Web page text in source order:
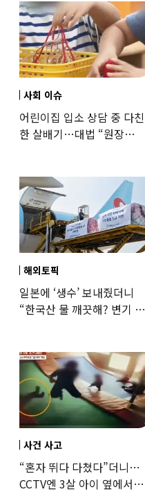
사회 이슈
어린이집 입소 상담 중 다친
한 살배기…대법 “원장
해외토픽
일본에 ‘생수’ 보내줬더니
“한국산 물 깨끗해? 변기 물
사건 사고
“혼자 뛰다 다쳤다”더니…
CCTV엔 3살 아이 옆에서